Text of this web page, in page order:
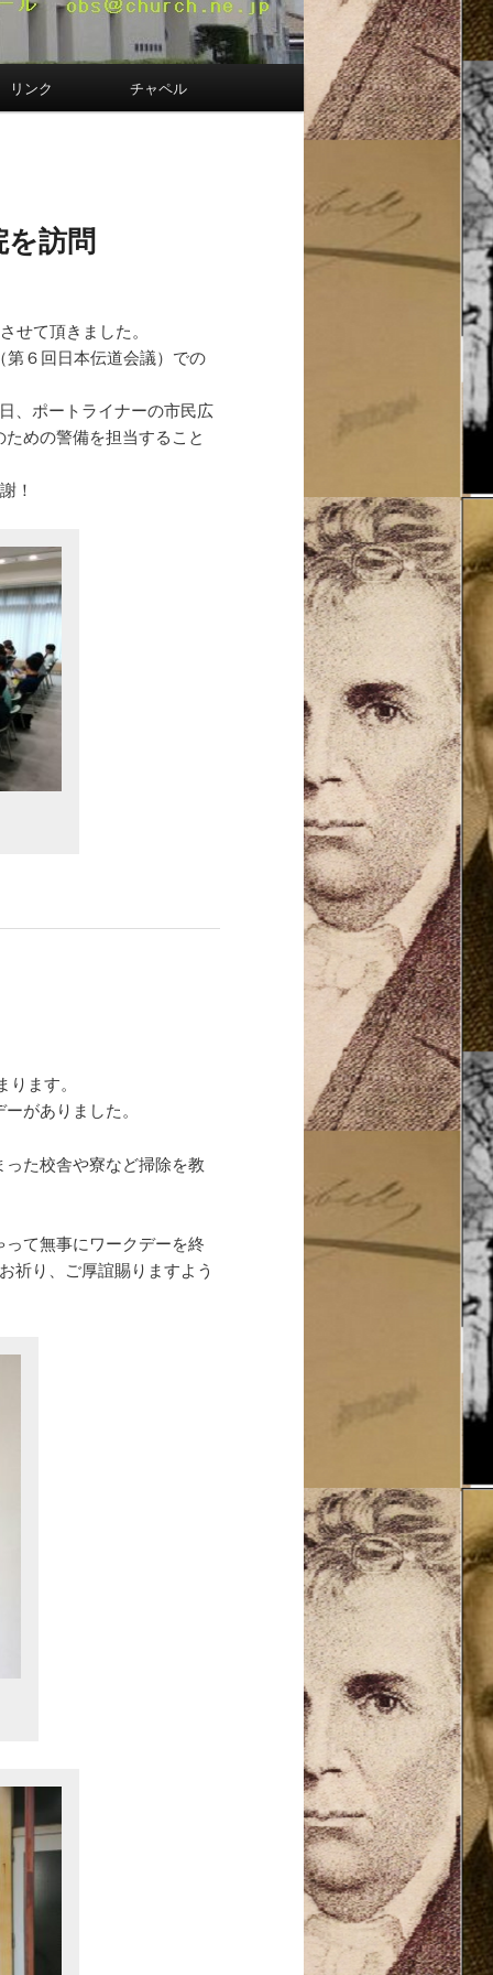
リンク チャペル
を訪問
せて頂きました。
６回日本伝道会議）での
、ポートライナーの市民広
めの警備を担当すること
！
ます。
がありました。
た校舎や寮など掃除を教
て無事にワークデーを終
祈り、ご厚誼賜りますよう